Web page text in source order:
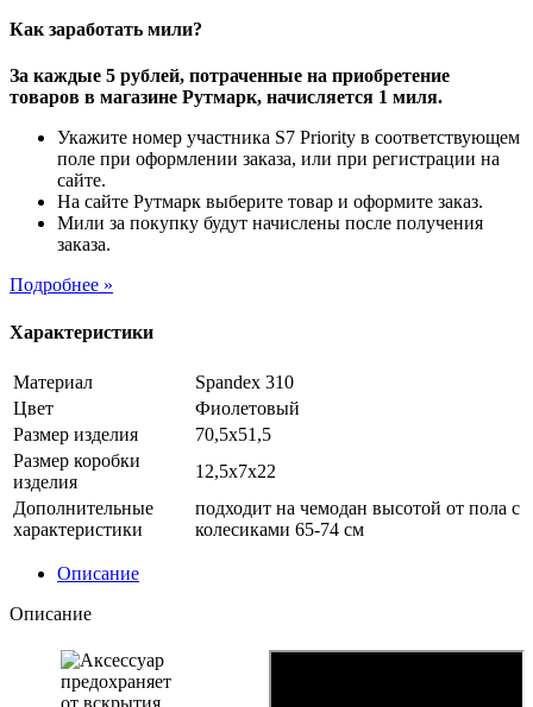
Как заработать мили?
За каждые 5 рублей, потраченные на приобретение
товаров в магазине Рутмарк, начисляется 1 миля.
Укажите номер участника S7 Priority в соответствующем
поле при оформлении заказа, или при регистрации на
сайте.
На сайте Рутмарк выберите товар и оформите заказ.
Мили за покупку будут начислены после получения
заказа.
Подробнее »
Характеристики
Материал
Spandex 310
Цвет
Фиолетовый
Размер изделия
70,5х51,5
Размер коробки
изделия
12,5х7х22
Дополнительные
характеристики
подходит на чемодан высотой от пола с
колесиками 65-74 см
Описание
Описание